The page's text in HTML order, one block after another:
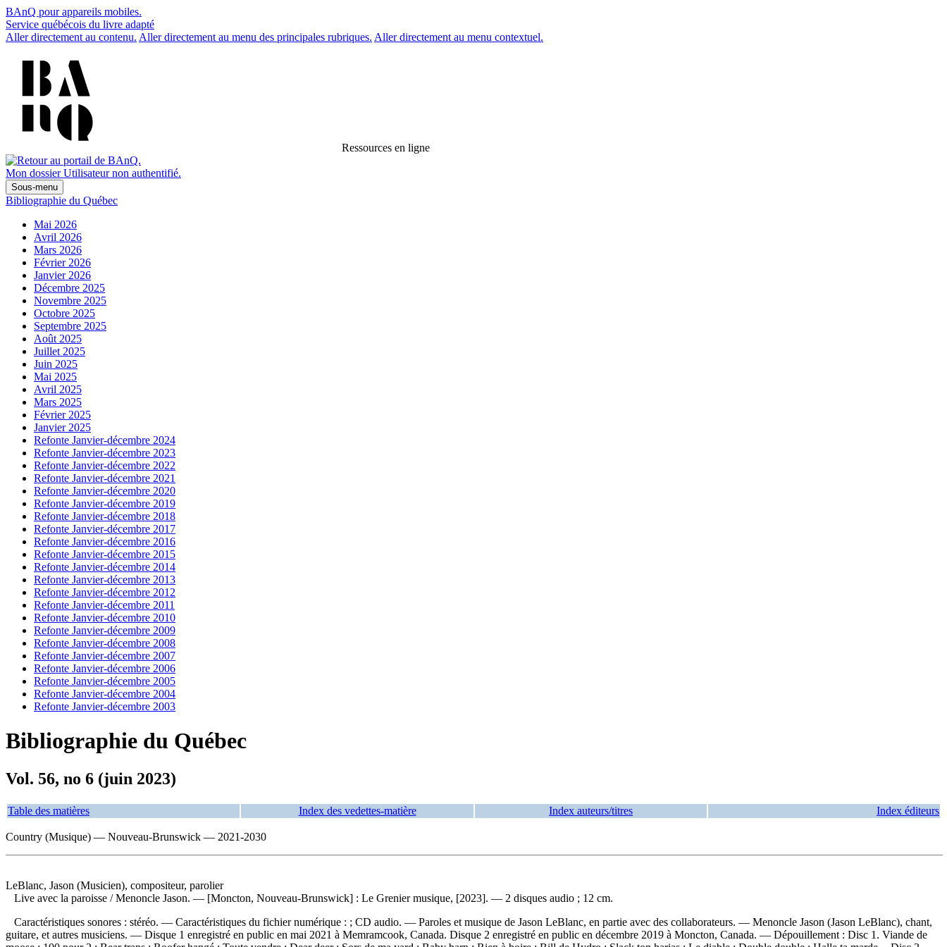
BAnQ pour appareils mobiles.
Service québécois du livre adapté
Aller directement au contenu. Aller directement au menu des principales rubriques. Aller directement au menu contextuel.
Ressources en ligne
Mon dossier Utilisateur non authentifié.
Sous-menu
Bibliographie du Québec
Mai 2026
Avril 2026
Mars 2026
Février 2026
Janvier 2026
Décembre 2025
Novembre 2025
Octobre 2025
Septembre 2025
Août 2025
Juillet 2025
Juin 2025
Mai 2025
Avril 2025
Mars 2025
Février 2025
Janvier 2025
Refonte Janvier-décembre 2024
Refonte Janvier-décembre 2023
Refonte Janvier-décembre 2022
Refonte Janvier-décembre 2021
Refonte Janvier-décembre 2020
Refonte Janvier-décembre 2019
Refonte Janvier-décembre 2018
Refonte Janvier-décembre 2017
Refonte Janvier-décembre 2016
Refonte Janvier-décembre 2015
Refonte Janvier-décembre 2014
Refonte Janvier-décembre 2013
Refonte Janvier-décembre 2012
Refonte Janvier-décembre 2011
Refonte Janvier-décembre 2010
Refonte Janvier-décembre 2009
Refonte Janvier-décembre 2008
Refonte Janvier-décembre 2007
Refonte Janvier-décembre 2006
Refonte Janvier-décembre 2005
Refonte Janvier-décembre 2004
Refonte Janvier-décembre 2003
Bibliographie du Québec
Vol. 56, no 6 (juin 2023)
Table des matières Index des vedettes-matière Index auteurs/titres Index éditeurs
Country (Musique) — Nouveau-Brunswick — 2021-2030
LeBlanc, Jason (Musicien), compositeur, parolier
Live avec la paroisse / Menoncle Jason. — [Moncton, Nouveau-Brunswick] : Le Grenier musique, [2023]. — 2 disques audio ; 12 cm.
Caractéristiques sonores : stéréo. — Caractéristiques du fichier numérique : ; CD audio. — Paroles et musique de Jason LeBlanc, en partie avec des collaborateurs. — Menoncle Jason (Jason LeBlanc), chant,
guitare, et autres musiciens. — Disque 1 enregistré en public en mai 2021 à Memramcook, Canada. Disque 2 enregistré en public en décembre 2019 à Moncton, Canada. — Dépouillement : Disc 1. Viande de